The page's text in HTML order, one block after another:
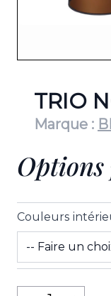
TRIO
Marque :
Options
Couleurs